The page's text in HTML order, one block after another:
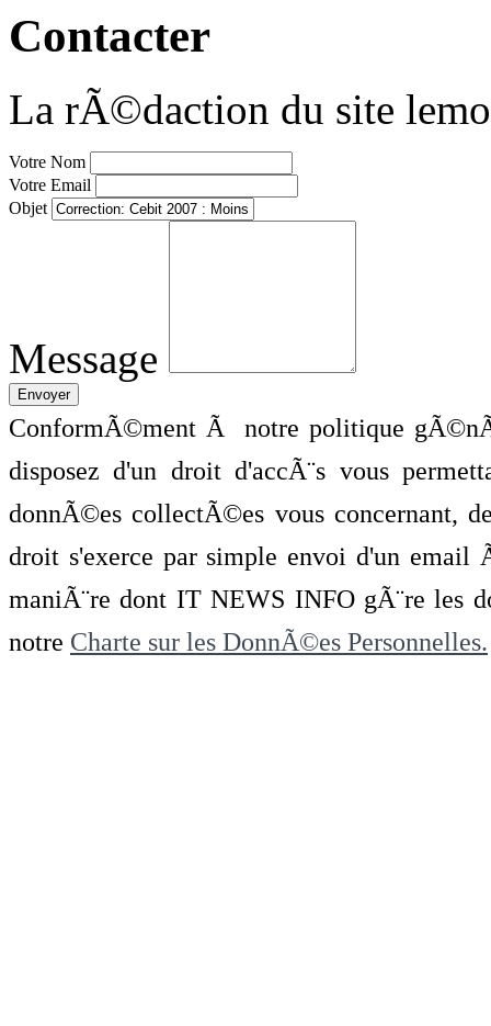
Contacter
La rÃ©daction du site
Votre Nom
Votre Email
Objet
Message
ConformÃ©ment Ã notre politique
disposez d'un droit d'accÃ¨s vous
donnÃ©es collectÃ©es vous concernant,
droit s'exerce par simple envoi d'un
maniÃ¨re dont IT NEWS INFO gÃ¨re les
notre Charte sur les DonnÃ©es Personnelles.